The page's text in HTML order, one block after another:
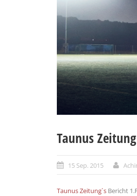
Taunus
15 Sep. 2015
Taunus Zeitung`s Bericht